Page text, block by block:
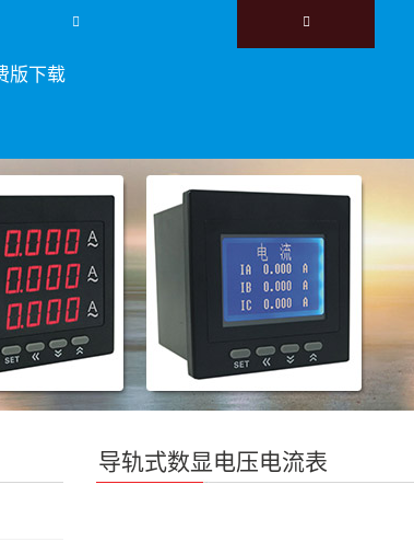
版下载
导轨式数显电压电流表